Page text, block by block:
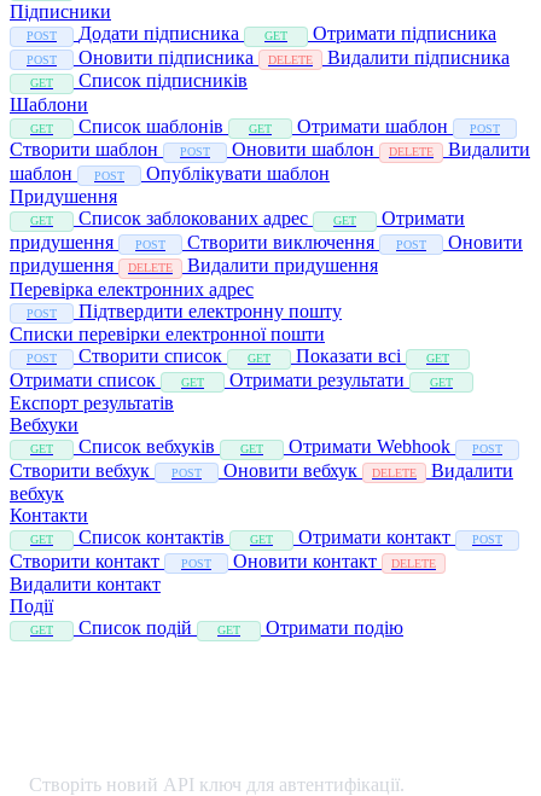
Підписники
POST Додати підписника GET Отримати підписника
POST Оновити підписника DELETE Видалити підписника
GET
Список підписників
Шаблони
GET Список шаблонів GET Отримати шаблон POST
Створити шаблон POST Оновити шаблон DELETE
Видалити
шаблон
POST
Опублікувати шаблон
Придушення
GET Список заблокованих адрес GET
Отримати
придушення
POST Створити виключення POST
Оновити
придушення
DELETE
Видалити придушення
Перевірка електронних адрес
POST
Підтвердити електронну пошту
Списки перевірки електронної пошти
POST Створити список GET Показати всі GET
Отримати список GET Отримати результати GET
Експорт результатів
Вебхуки
GET Список вебхуків GET Отримати Webhook POST
Створити вебхук POST Оновити вебхук DELETE
Видалити
вебхук
Контакти
GET Список контактів GET Отримати контакт POST
Створити контакт POST Оновити контакт DELETE
Видалити контакт
Події
GET Список подій GET Отримати подію
Створіть новий API ключ для автентифікації.